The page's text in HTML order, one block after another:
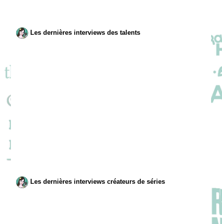
Les dernières interviews des talents
Les dernières interviews créateurs de séries